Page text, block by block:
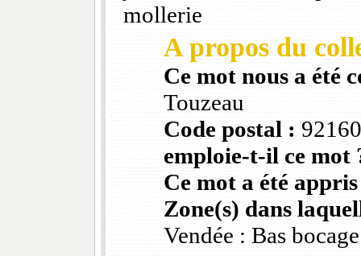
mollerie
A propos du
Ce mot nous a été
Touzeau
Code postal :
emploie-t-il ce mot
Ce mot a été
Zone(s) dans
Vendée : Bas